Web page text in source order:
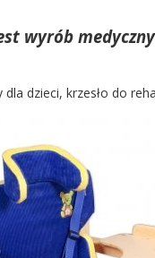
wyrób
dzieci, krzesło do